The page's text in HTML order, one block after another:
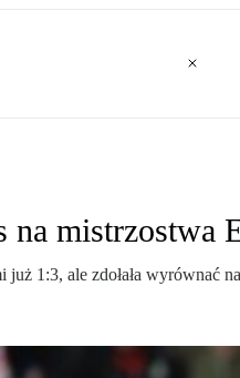
na mistrzostwa
1:3, ale zdołała wyrównać